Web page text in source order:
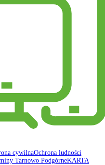
Ochrona ludności
KARTA